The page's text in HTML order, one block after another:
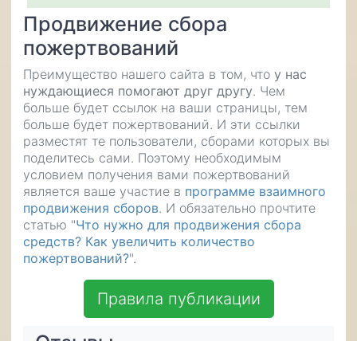
Продвижение сбора
пожертвований
Преимущество нашего сайта в том, что у нас
нуждающиеся помогают друг другу. Чем
больше будет ссылок на ваши страницы, тем
больше будет пожертвований. И эти ссылки
разместят те пользователи, сборами которых вы
поделитесь сами. Поэтому необходимым
условием получения вами пожертвований
является ваше участие в программе взаимного
продвижения сборов. И обязательно прочтите
статью "Что нужно для продвижения сбора
средств? Как увеличить количество
пожертвований?".
Правила публикации